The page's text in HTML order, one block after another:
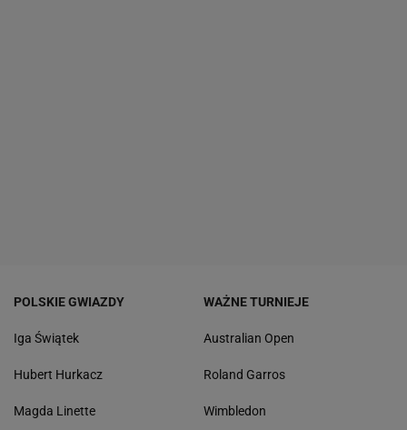
POLSKIE GWIAZDY
Iga Świątek
Hubert Hurkacz
Magda Linette
WAŻNE TURNIEJE
Australian Open
Roland Garros
Wimbledon